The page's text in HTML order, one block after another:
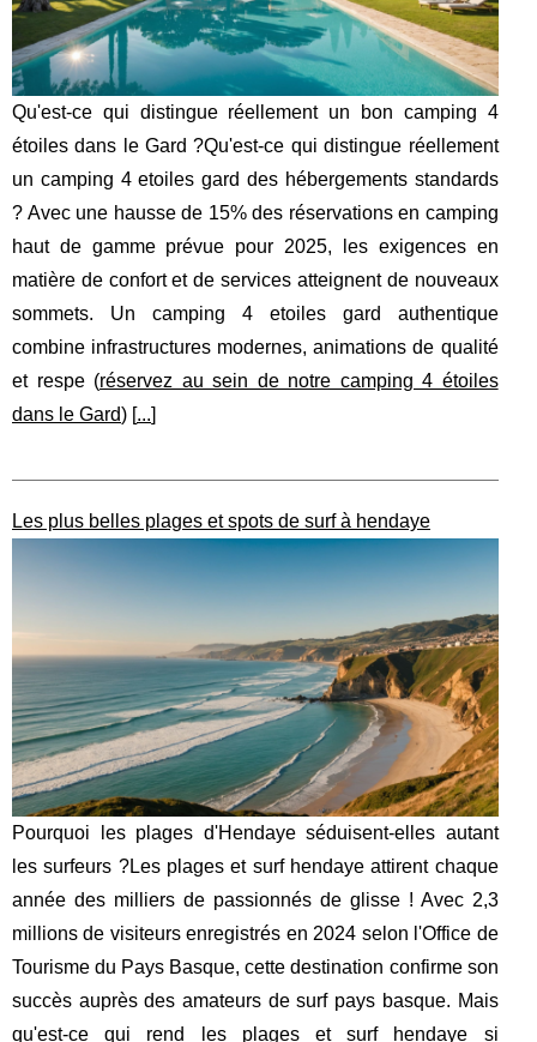
Qu'est-ce qui distingue réellement un bon camping 4
étoiles dans le Gard ?Qu'est-ce qui distingue réellement
un camping 4 etoiles gard des hébergements standards
? Avec une hausse de 15% des réservations en camping
haut de gamme prévue pour 2025, les exigences en
matière de confort et de services atteignent de nouveaux
sommets. Un camping 4 etoiles gard authentique
combine infrastructures modernes, animations de qualité
et respe (réservez au sein de notre camping 4 étoiles
dans le Gard) [...]
Les plus belles plages et spots de surf à hendaye
Pourquoi les plages d'Hendaye séduisent-elles autant
les surfeurs ?Les plages et surf hendaye attirent chaque
année des milliers de passionnés de glisse ! Avec 2,3
millions de visiteurs enregistrés en 2024 selon l'Office de
Tourisme du Pays Basque, cette destination confirme son
succès auprès des amateurs de surf pays basque. Mais
qu'est-ce qui rend les plages et surf hendaye si